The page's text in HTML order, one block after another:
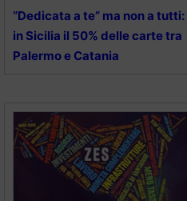
“Dedicata a te” ma non a tutti:
in Sicilia il 50% delle carte tra
Palermo e Catania